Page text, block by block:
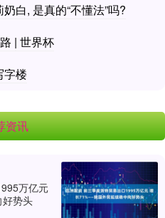
白, 是真的“不懂法”吗?
| 世界杯
字楼
资讯
万亿元
势头